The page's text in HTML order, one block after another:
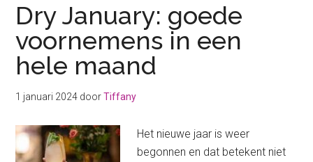
Nederlanders
uit
aan
goede
Dry January: goede
voornemens in een
hele maand
1 januari 2024 doorTiffany
Het nieuwe jaar is weer
begonnen en dat betekent niet